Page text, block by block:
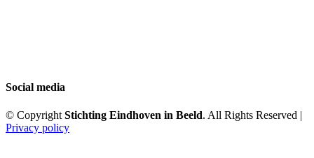
Social media
© Copyright Stichting Eindhoven in Beeld. All Rights Reserved |
Privacy policy